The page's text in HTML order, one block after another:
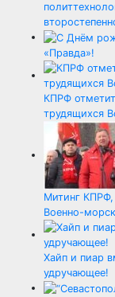
«Правда»!
КПРФ
трудящихся
Митинг
Военно-
Хайп и пиар
удручающее!